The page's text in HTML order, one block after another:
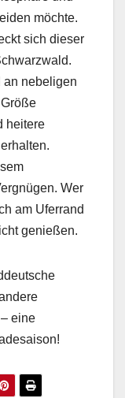
möchte.
sich dieser
an nebeligen
heitere
Wer
am Uferrand
genießen.
eine